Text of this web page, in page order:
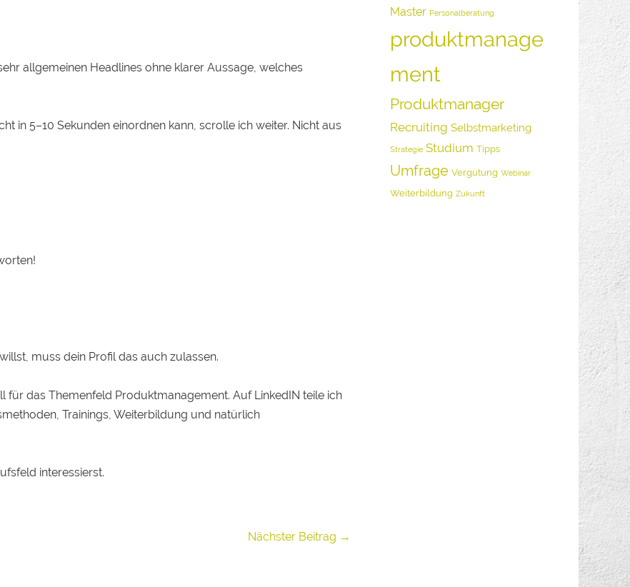
allgemeinen Headlines ohne klarer Aussage, welches
in 5–10 Sekunden einordnen kann, scrolle ich weiter. Nicht aus
muss dein Profil das auch zulassen.
für das Themenfeld Produktmanagement. Auf LinkedIN teile ich
Trainings, Weiterbildung und natürlich
interessierst.
Nächster Beitrag →
Master Personalberatung
produktmanage
ment
Produktmanager
Recruiting Selbstmarketing
Strategie Studium Tipps
Umfrage Vergütung Webinar
Weiterbildung Zukunft